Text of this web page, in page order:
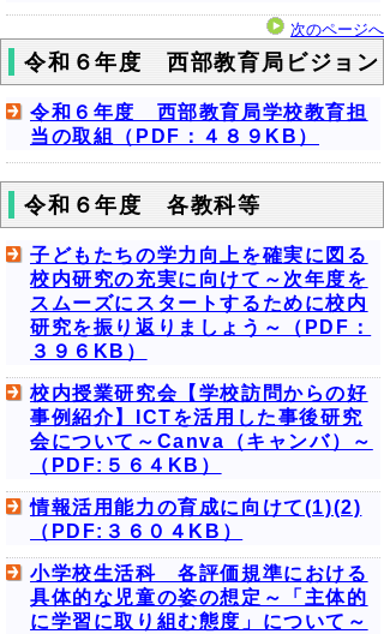
次のページへ
令和６年度 西部教育局ビジョン
令和６年度 西部教育局学校教育担
当の取組（PDF：４８９KB）
令和６年度 各教科等
子どもたちの学力向上を確実に図る
校内研究の充実に向けて～次年度を
スムーズにスタートするために校内
研究を振り返りましょう～（PDF：
３９６KB）
校内授業研究会【学校訪問からの好
事例紹介】ICTを活用した事後研究
会について～Canva（キャンバ）～
（PDF:５６４KB）
情報活用能力の育成に向けて(1)(2)
（PDF:３６０４KB）
小学校生活科 各評価規準における
具体的な児童の姿の想定～「主体的
に学習に取り組む態度」について～